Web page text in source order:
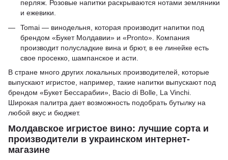
перляж. Розовые напитки раскрываются нотами земляники
и ежевики.
Tomai — винодельня, которая производит напитки под
брендом «Букет Молдавии» и «Pronto». Компания
производит полусладкие вина и брют, в ее линейке есть
свое просекко, шампанское и асти.
В стране много других локальных производителей, которые
выпускают игристое, например, такие напитки выпускают под
брендом «Букет Бессарабии», Bacio di Bolle, La Vinchi.
Широкая палитра дает возможность подобрать бутылку на
любой вкус и бюджет.
Молдавское игристое вино: лучшие сорта и
производители в украинском интернет-
магазине